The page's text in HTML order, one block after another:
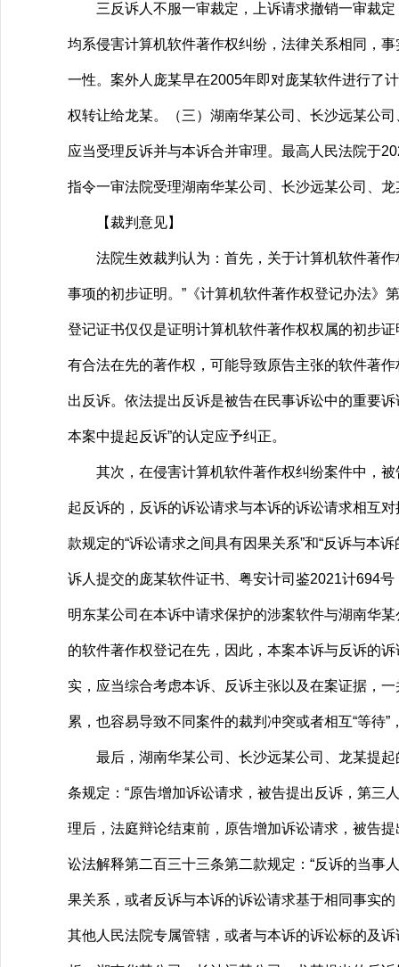
三反诉人不服一审裁定，上诉请求撤销一审裁定
均系侵害计算机软件著作权纠纷，法律关系相同，
一性。案外人庞某早在2005年即对庞某软件进行了
权转让给龙某。（三）湖南华某公司、长沙远某公
应当受理反诉并与本诉合并审理。最高人民法院于
指令一审法院受理湖南华某公司、长沙远某公司、
【裁判意见】
法院生效裁判认为：首先，关于计算机软件著作
事项的初步证明。”《计算机软件著作权登记办法》
登记证书仅仅是证明计算机软件著作权权属的初步
有合法在先的著作权，可能导致原告主张的软件著
出反诉。依法提出反诉是被告在民事诉讼中的重要
本案中提起反诉”的认定应予纠正。
其次，在侵害计算机软件著作权纠纷案件中，被
起反诉的，反诉的诉讼请求与本诉的诉讼请求相互
款规定的“诉讼请求之间具有因果关系”和“反诉与本
诉人提交的庞某软件证书、粤安计司鉴2021计694
明东某公司在本诉中请求保护的涉案软件与湖南华
的软件著作权登记在先，因此，本案本诉与反诉的
实，应当综合考虑本诉、反诉主张以及在案证据，
累，也容易导致不同案件的裁判冲突或者相互“等待
最后，湖南华某公司、长沙远某公司、龙某提起
条规定：“原告增加诉讼请求，被告提出反诉，第三
理后，法庭辩论结束前，原告增加诉讼请求，被告
讼法解释第二百三十三条第二款规定：“反诉的当事
果关系，或者反诉与本诉的诉讼请求基于相同事实
其他人民法院专属管辖，或者与本诉的诉讼标的及